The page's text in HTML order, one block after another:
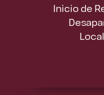
Inicio de